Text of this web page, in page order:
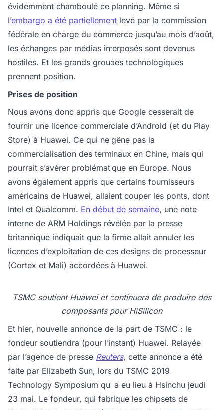
évidemment chamboulé ce planning. Même si
l’embargo a été partiellement levé par la commission
fédérale en charge du commerce jusqu’au mois d’août,
les échanges par médias interposés sont devenus
hostiles. Et les grands groupes technologiques
prennent position.
Prises de position
Nous avons donc appris que Google cesserait de
fournir une licence commerciale d’Android (et du Play
Store) à Huawei. Ce qui ne gêne pas la
commercialisation des terminaux en Chine, mais qui
pourrait s’avérer problématique en Europe. Nous
avons également appris que certains fournisseurs
américains de Huawei, allaient couper les ponts, dont
Intel et Qualcomm. En début de semaine, une note
interne de ARM Holdings révélée par la presse
britannique indiquait que la firme allait annuler les
licences d’exploitation de ces designs de processeur
(Cortex et Mali) accordées à Huawei.
TSMC soutient Huawei et continuera de produire des
composants pour HiSilicon
Et hier, nouvelle annonce de la part de TSMC : le
fondeur soutiendra (pour l’instant) Huawei. Relayée
par l’agence de presse Reuters, cette annonce a été
faite par Elizabeth Sun, lors du TSMC 2019
Technology Symposium qui a eu lieu à Hsinchu jeudi
23 mai. Le fondeur, qui fabrique les chipsets de